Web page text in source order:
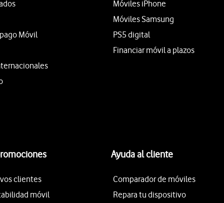
Móvil
Móviles iPhone
Móviles Samsung
PS5 digital
Financiar móvil a plazos
clientes
móvil
Ayuda al cliente
Comparador de móviles
Repara tu dispositivo